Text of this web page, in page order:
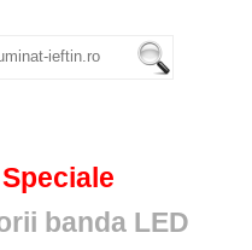
banda LED